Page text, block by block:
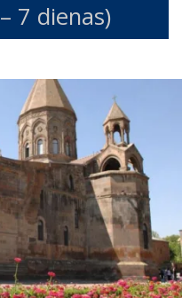
– 7 dienas)